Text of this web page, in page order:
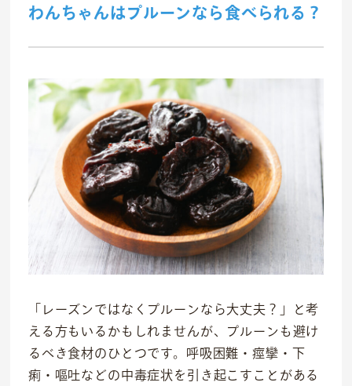
わんちゃんはプルーンなら食べられる？
「レーズンではなくプルーンなら大丈夫？」と考
える方もいるかもしれませんが、プルーンも避け
るべき食材のひとつです。呼吸困難・痙攣・下
痢・嘔吐などの中毒症状を引き起こすことがある